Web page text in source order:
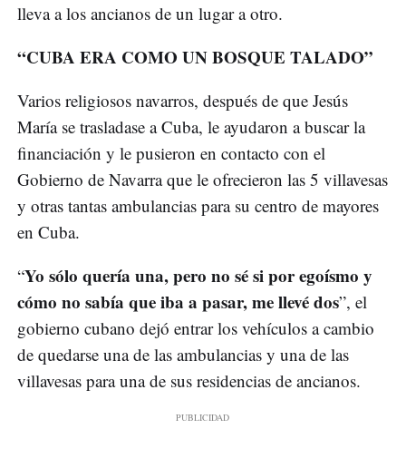
lleva a los ancianos de un lugar a otro.
“CUBA ERA COMO UN BOSQUE TALADO”
Varios religiosos navarros, después de que Jesús
María se trasladase a Cuba, le ayudaron a buscar la
financiación y le pusieron en contacto con el
Gobierno de Navarra que le ofrecieron las 5 villavesas
y otras tantas ambulancias para su centro de mayores
en Cuba.
“Yo sólo quería una, pero no sé si por egoísmo y
cómo no sabía que iba a pasar, me llevé dos”, el
gobierno cubano dejó entrar los vehículos a cambio
de quedarse una de las ambulancias y una de las
villavesas para una de sus residencias de ancianos.